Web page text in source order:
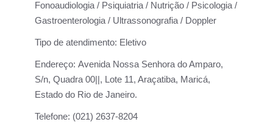
Fonoaudiologia / Psiquiatria / Nutrição / Psicologia /
Gastroenterologia / Ultrassonografia / Doppler
Tipo de atendimento: Eletivo
Endereço: Avenida Nossa Senhora do Amparo,
S/n, Quadra 00||, Lote 11, Araçatiba, Maricá,
Estado do Rio de Janeiro.
Telefone: (021) 2637-8204